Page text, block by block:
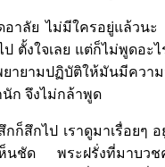
าลัย ไม่มีใครอยู่แล้วน
ป ตั้งใจเลย แต่ก็ไม่พูดอ
ยามปฏิบัติให้มันมีความ
ก จึงไม่กล้าพูด
ก็สึกไป เราดูมาเรื่อยๆ
ห็นชัด พระฝรั่งที่มาบว